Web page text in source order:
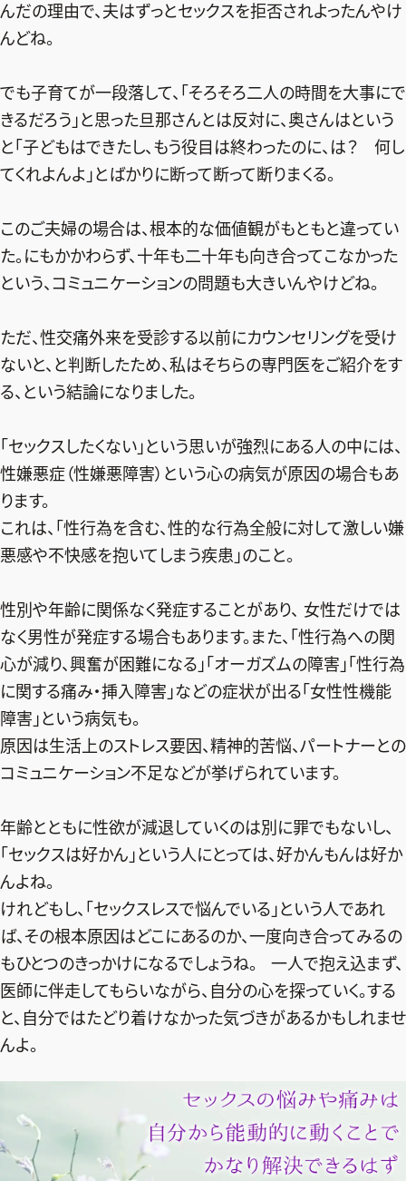
んだの理由で、夫はずっとセックスを拒否されよったんやけ
んどね。
でも子育てが一段落して、「そろそろ二人の時間を大事にで
きるだろう」と思った旦那さんとは反対に、奥さんはという
と「子どもはできたし、もう役目は終わったのに、は？ 何し
てくれよんよ」とばかりに断って断って断りまくる。
このご夫婦の場合は、根本的な価値観がもともと違ってい
た。にもかかわらず、十年も二十年も向き合ってこなかった
という、コミュニケーションの問題も大きいんやけどね。
ただ、性交痛外来を受診する以前にカウンセリングを受け
ないと、と判断したため、私はそちらの専門医をご紹介をす
る、という結論になりました。
「セックスしたくない」という思いが強烈にある人の中には、
性嫌悪症（性嫌悪障害）という心の病気が原因の場合もあ
ります。
これは、「性行為を含む、性的な行為全般に対して激しい嫌
悪感や不快感を抱いてしまう疾患」のこと。
性別や年齢に関係なく発症することがあり、 女性だけでは
なく男性が発症する場合もあります。また、「性行為への関
心が減り、興奮が困難になる」「オーガズムの障害」「性行為
に関する痛み・挿入障害」などの症状が出る「女性性機能
障害」という病気も。
原因は生活上のストレス要因、精神的苦悩、パートナーとの
コミュニケーション不足などが挙げられています。
年齢とともに性欲が減退していくのは別に罪でもないし、
「セックスは好かん」という人にとっては、好かんもんは好か
んよね。
けれどもし、「セックスレスで悩んでいる」という人であれ
ば、その根本原因はどこにあるのか、一度向き合ってみるの
もひとつのきっかけになるでしょうね。 一人で抱え込まず、
医師に伴走してもらいながら、自分の心を探っていく。する
と、自分ではたどり着けなかった気づきがあるかもしれませ
んよ。